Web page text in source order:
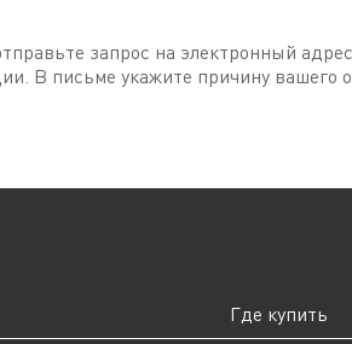
запрос на электронный адрес
В письме укажите причину
Где купить